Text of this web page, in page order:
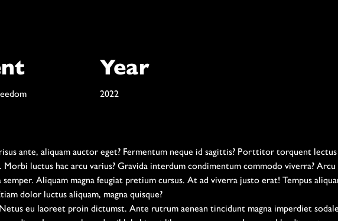
Year
2022
ante, aliquam auctor eget? Fermentum neque id sagittis? Porttitor torquent
luctus hac arcu varius? Gravida interdum condimentum commodo viverra? Arcu
Aliquam magna feugiat pretium cursus. At ad viverra justo erat! Tempus
dolor luctus aliquam, magna quisque?
eu laoreet proin dictumst. Ante rutrum aenean tincidunt magna imperdiet